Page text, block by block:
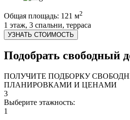
Общая площадь: 121 м2
1 этаж, 3 спальни, терраса
УЗНАТЬ СТОИМОСТЬ
Подобрать свободный
ПОЛУЧИТЕ ПОДБОРКУ
ПЛАНИРОВКАМИ И ЦЕНАМИ
3
Выберите этажность:
1